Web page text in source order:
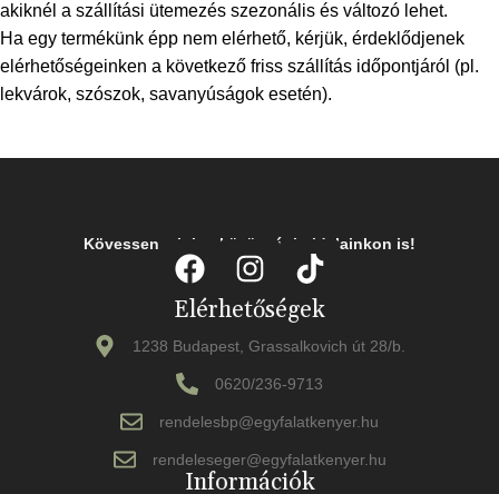
akiknél a szállítási ütemezés szezonális és változó lehet.
Ha egy termékünk épp nem elérhető, kérjük, érdeklődjenek
elérhetőségeinken a következő friss szállítás időpontjáról (pl.
lekvárok, szószok, savanyúságok esetén).
Kövessen minket közösségi oldalainkon is!
Elérhetőségek
1238 Budapest, Grassalkovich út 28/b.
0620/236-9713
rendelesbp@egyfalatkenyer.hu
rendeleseger@egyfalatkenyer.hu
Információk